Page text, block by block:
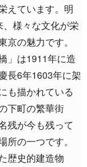
えています。明
様々な文化が栄
の魅力です。
」は1911年に造
長6年1603年に架
も描かれている
下町の繁華街
残が今も残って
の一つです。
歴史的建造物